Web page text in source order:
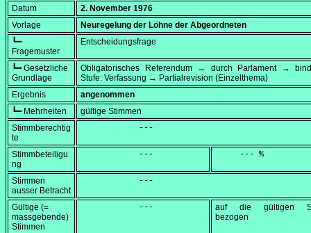
Datum
2. November 1976
Vorlage
Neuregelung der Löhne der Abgeordneten
┗━
Fragemuster
Entscheidungsfrage
┗━ Gesetzliche
Grundlage
Obligatorisches Referendum → durch Parlament →
Stufe: Verfassung → Partialrevision (Einzelthema)
Ergebnis
angenommen
┗━ Mehrheiten
gültige Stimmen
Stimmberechtig
te
            ---
Stimmbeteiligu
ng
            ---
     --- %
Stimmen
ausser Betracht
            ---
Gültige (=
massgebende)
Stimmen
            ---
auf die gültigen
bezogen